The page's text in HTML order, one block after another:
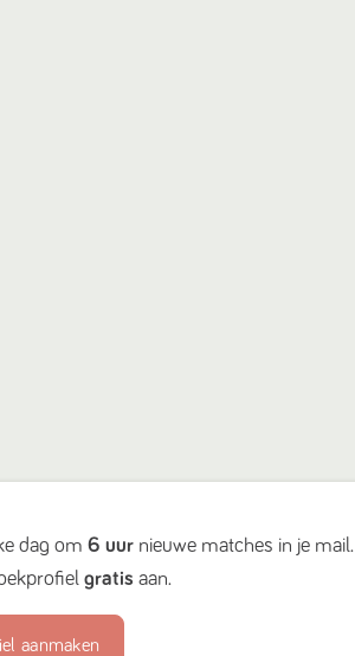
dag om6 uur nieuwe matches in je mail.
gratis aan.
aanmaken